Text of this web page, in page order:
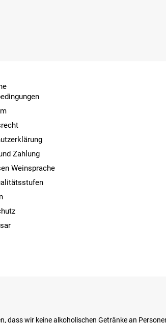
Zahlung
Weinsprache
dass wir keine alkoholischen Getränke an